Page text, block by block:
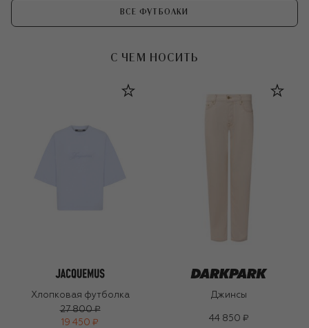
ВСЕ ФУТБОЛКИ
С ЧЕМ НОСИТЬ
Хлопковая футболка
27 800 ₽
19 450 ₽
Джинсы
44 850 ₽